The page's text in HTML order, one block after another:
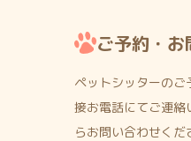
ご予約・
ペットシッターの
接お電話にてご連絡
らお問い合わせくだ